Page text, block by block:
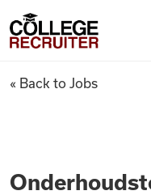
College Recruiter
« Back to Jobs